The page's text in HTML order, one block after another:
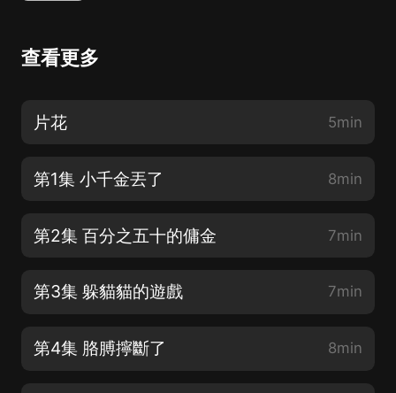
查看更多
片花 5min
第1集 小千金丟了 8min
第2集 百分之五十的傭金 7min
第3集 躲貓貓的遊戲 7min
第4集 胳膊擰斷了 8min